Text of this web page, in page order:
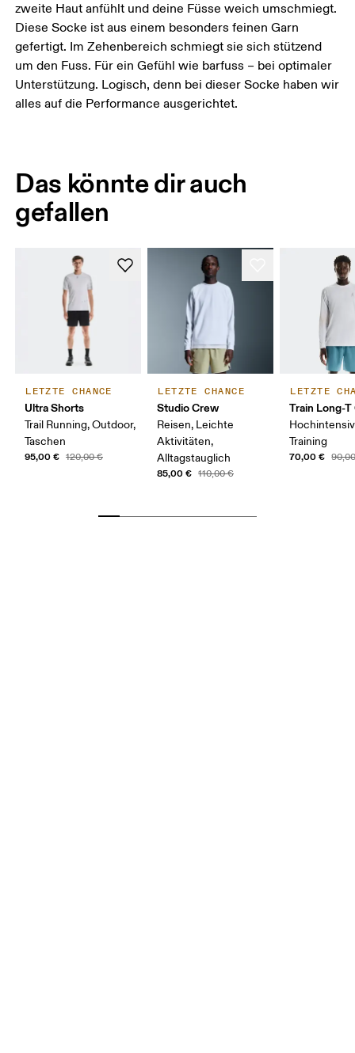
zweite Haut anfühlt und deine Füsse weich umschmiegt.
Diese Socke ist aus einem besonders feinen Garn
gefertigt. Im Zehenbereich schmiegt sie sich stützend
um den Fuss. Für ein Gefühl wie barfuss – bei optimaler
Unterstützung. Logisch, denn bei dieser Socke haben wir
alles auf die Performance ausgerichtet.
Das könnte dir auch
gefallen
LETZTE CHANCE
Ultra Shorts
Trail Running, Outdoor,
Taschen
95,00 € 120,00 €
LETZTE CHANCE
Studio Crew
Reisen, Leichte
Aktivitäten,
Alltagstauglich
85,00 € 110,00 €
LETZTE
Train Long-
Training
70,00 €